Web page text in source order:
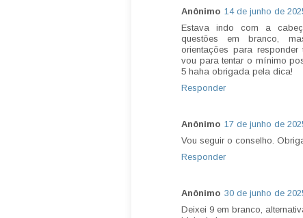
Anônimo 14 de junho de
Estava indo com a
questões em branco,
orientações para
vou para tentar o mínimo
5 haha obrigada pela dica!
Responder
Anônimo 17 de junho de
Vou seguir o conselho.
Responder
Anônimo 30 de junho de
Deixei 9 em branco,